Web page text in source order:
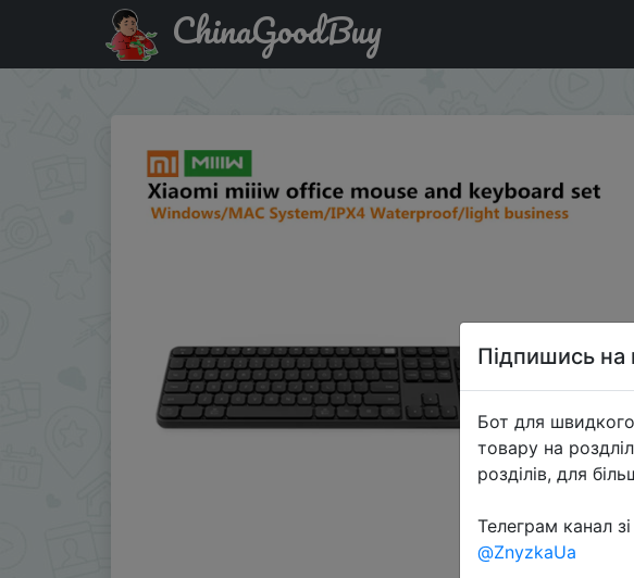
Придбати по знижці Xiaomi MIIIW Набор беспроводная клавиатура +
ChinaGoodBuy
Підпишись на
Бот для
товару на
розділів, для
Телеграм канал
@ZnyzkaUa